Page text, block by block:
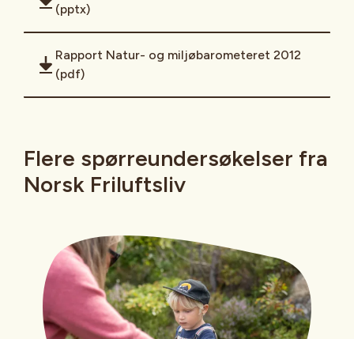
(pptx)
Rapport Natur- og miljøbarometeret 2012
(pdf)
Flere spørreundersøkelser fra
Norsk Friluftsliv